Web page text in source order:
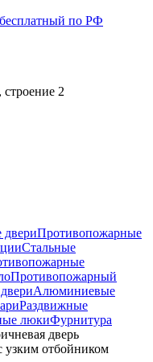
по РФ
2
двериПротивопожарные
Стальные
Противопожарный
Алюминиевые
Раздвижные
люкиФурнитура
дверь
отбойником